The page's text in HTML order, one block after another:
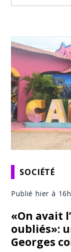
SOCIÉTÉ
Publié hier à
«On avait
oubliés»:
Georges